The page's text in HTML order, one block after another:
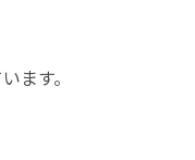
ます。